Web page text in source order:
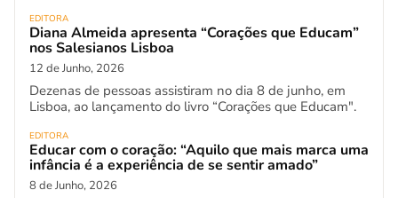
EDITORA
Diana Almeida apresenta “Corações que Educam”
nos Salesianos Lisboa
12 de Junho, 2026
Dezenas de pessoas assistiram no dia 8 de junho, em
Lisboa, ao lançamento do livro “Corações que Educam".
EDITORA
Educar com o coração: “Aquilo que mais marca uma
infância é a experiência de se sentir amado”
8 de Junho, 2026